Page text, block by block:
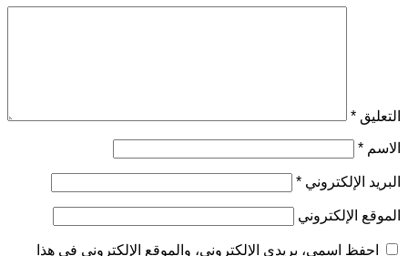
التعليق *
الاسم *
البريد الإلكتروني *
الموقع الإلكتروني
احفظ اسمي، بريدي الإلكتروني، والموقع الإلكتروني في هذا